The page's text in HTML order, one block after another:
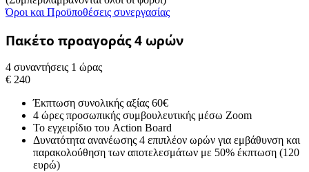
Όροι και Προϋποθέσεις συνεργασίας
Πακέτο προαγοράς 4 ωρών​
4 συναντήσεις 1 ώρας
€ 240
Έκπτωση συνολικής αξίας 60€
4 ώρες προσωπικής συμβουλευτικής μέσω Zoom
Το εγχειρίδιο του Action Board
Δυνατότητα ανανέωσης 4 επιπλέον ωρών για εμβάθυνση και
παρακολούθηση των αποτελεσμάτων με 50% έκπτωση (120
ευρώ)